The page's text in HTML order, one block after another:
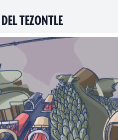
TEZONTLE